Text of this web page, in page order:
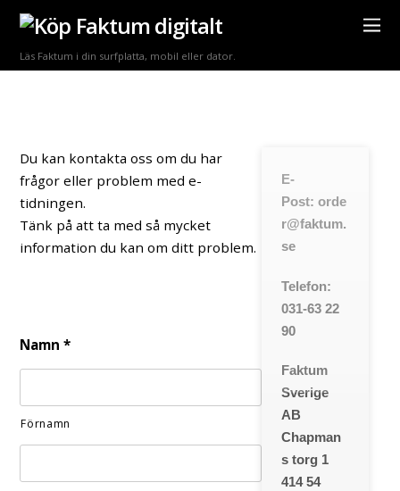
Läs Faktum i din surfplatta, mobil eller dator.
Du kan kontakta oss om du har
frågor eller problem med e-
tidningen.
Tänk på att ta med så mycket
information du kan om ditt problem.
Namn *
Förnamn
E-
Post: orde
r@faktum.
se
Telefon:
031-63 22
90
Faktum
Sverige
AB
Chapman
s torg 1
414 54